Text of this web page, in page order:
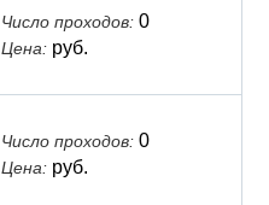
Число проходов: 0
Цена: руб.
Число проходов: 0
Цена: руб.